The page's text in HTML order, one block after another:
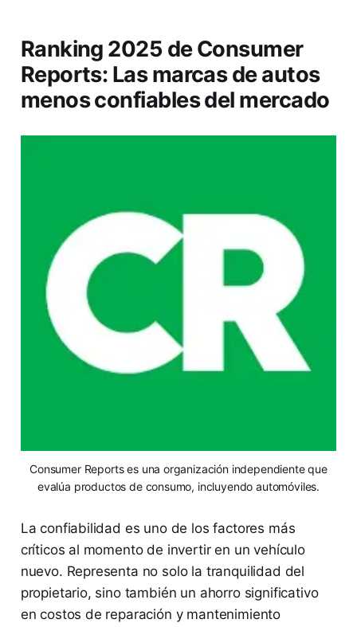
Ranking 2025 de Consumer
Reports: Las marcas de autos
menos confiables del mercado
Consumer Reports es una organización independiente que
evalúa productos de consumo, incluyendo automóviles.
La confiabilidad es uno de los factores más
críticos al momento de invertir en un vehículo
nuevo. Representa no solo la tranquilidad del
propietario, sino también un ahorro significativo
en costos de reparación y mantenimiento